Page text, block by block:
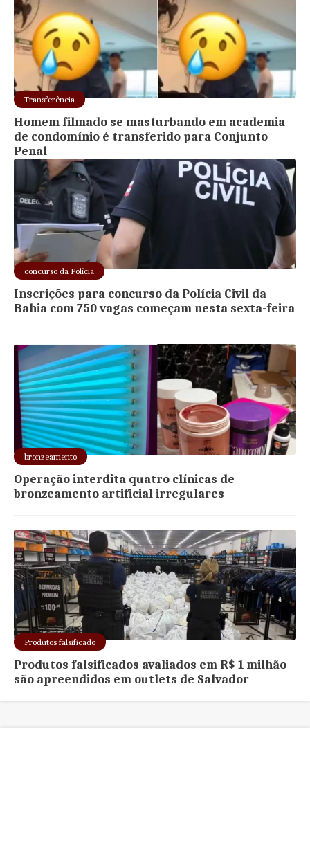
Transferência
Homem filmado se masturbando em academia
de condomínio é transferido para Conjunto
Penal
concurso da Polícia
Inscrições para concurso da Polícia Civil da
Bahia com 750 vagas começam nesta sexta-feira
bronzeamento
Operação interdita quatro clínicas de
bronzeamento artificial irregulares
Produtos falsificado
Produtos falsificados avaliados em R$ 1 milhão
são apreendidos em outlets de Salvador